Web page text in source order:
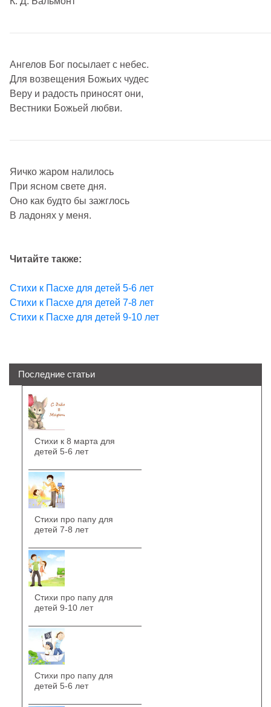
Ангелов Бог посылает с небес.
Для возвещения Божьих чудес
Веру и радость приносят они,
Вестники Божьей любви.
Яичко жаром налилось
При ясном свете дня.
Оно как будто бы зажглось
В ладонях у меня.
Читайте также:
Стихи к Пасхе для детей 5-6 лет
Стихи к Пасхе для детей 7-8 лет
Стихи к Пасхе для детей 9-10 лет
Последние статьи
Стихи к 8 марта для
детей 5-6 лет
Стихи про папу для
детей 7-8 лет
Стихи про папу для
детей 9-10 лет
Стихи про папу для
детей 5-6 лет